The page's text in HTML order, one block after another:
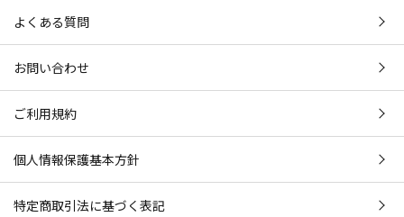
よくある質問
お問い合わせ
ご利用規約
個人情報保護基本方針
特定商取引法に基づく表記